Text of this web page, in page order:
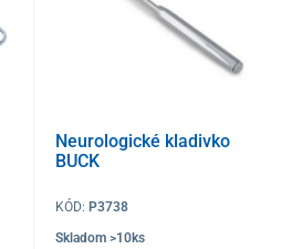
Neurologické kladivko
BUCK
KÓD: P3738
Skladom >10ks